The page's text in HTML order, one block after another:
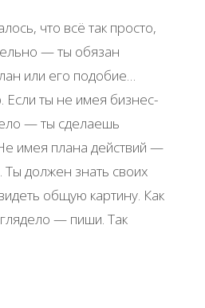
что всё так просто,
— ты обязан
или его подобие…
Если ты не имея бизнес-
— ты сделаешь
имея плана действий —
Ты должен знать своих
общую картину. Как
— пиши. Так